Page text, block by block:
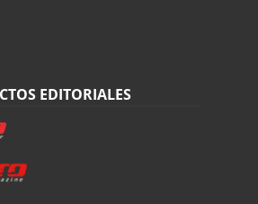
EDITORIALES